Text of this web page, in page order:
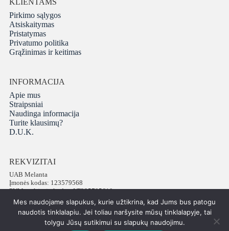
KLIENTAMS
Pirkimo sąlygos
Atsiskaitymas
Pristatymas
Privatumo politika
Grąžinimas ir keitimas
INFORMACIJA
Apie mus
Straipsniai
Naudinga informacija
Turite klausimų?
D.U.K.
REKVIZITAI
UAB Melanta
Įmonės kodas: 123579568
PVM mokėtojo kodas: LT235795610
Adresas: Vokiečių g. 16, LT-01130 Vilnius
Telefonas: +37065672540
Mes naudojame slapukus, kurie užtikrina, kad Jums bus patogu
naudotis tinklalapiu. Jei toliau naršysite mūsų tinklalapyje, tai
tolygu Jūsų sutikimui su slapukų naudojimu.